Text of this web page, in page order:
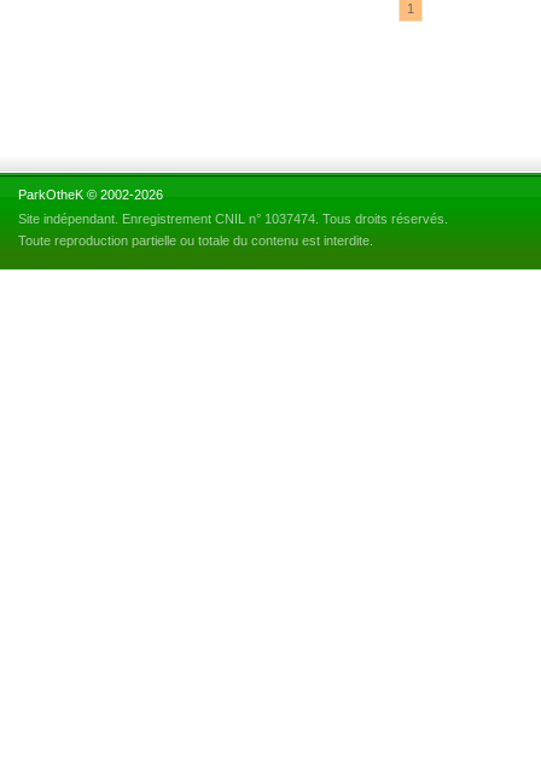
1
ParkOtheK © 2002-2026
Site indépendant. Enregistrement CNIL n° 1037474. Tous droits réservés.
Toute reproduction partielle ou totale du contenu est interdite.